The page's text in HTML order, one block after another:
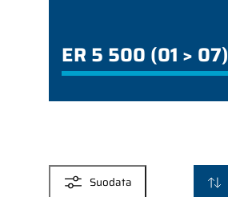
ER 5 500 (01 > 07)
Suodata